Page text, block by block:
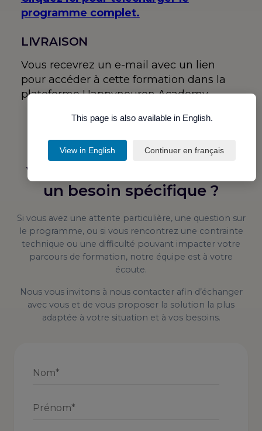
programme complet.
LIVRAISON
Vous recevrez un e-mail avec un lien
pour accéder à cette formation dans la
plateforme Happyneuron Academy.
Vous avez une question ou
un besoin spécifique ?
Si vous avez une attente particulière, une question sur
le programme, ou si vous rencontrez une contrainte
technique ou une difficulté pouvant impacter votre
parcours de formation, notre équipe est à votre
écoute.
Nous vous invitons à nous contacter afin d’échanger
avec vous et de vous proposer la solution la plus
adaptée à votre situation et à vos besoins.
This page is also available in English.
View in English Continuer en français